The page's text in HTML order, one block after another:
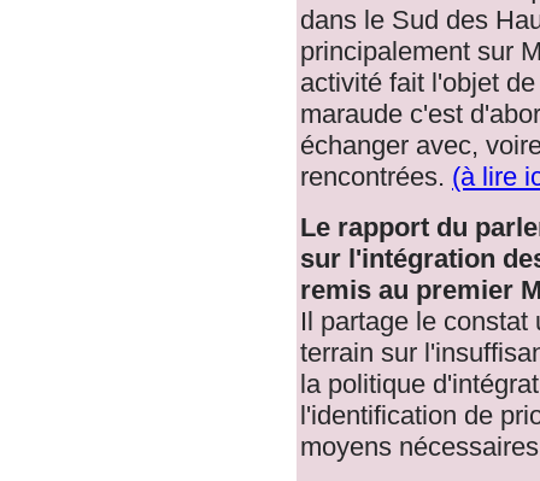
dans le Sud des
principalement sur
activité fait l'objet
maraude c'est
échanger avec,
rencontrées. (à lire
Le rapport du
sur l'intégration
remis au premier
Il partage le constat
terrain sur
la politique
l'identification de
moyens